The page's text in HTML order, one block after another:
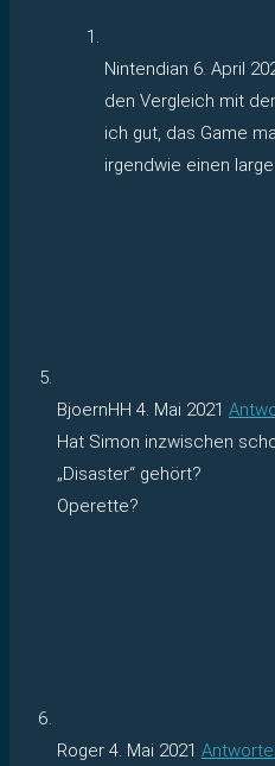
Nintendian 6. April
den Vergleich mit
ich gut, das Game
irgendwie einen
BjoernHH 4. Mai 2021
Hat Simon inzwischen
„Disaster“ gehört?
Operette?
Roger 4. Mai 2021